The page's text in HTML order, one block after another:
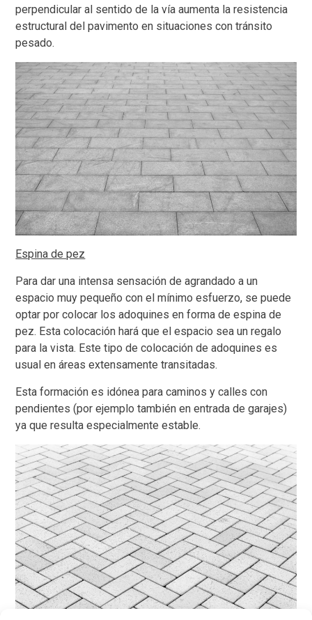
perpendicular al sentido de la vía aumenta la resistencia
estructural del pavimento en situaciones con tránsito
pesado.
Espina de pez
Para dar una intensa sensación de agrandado a un
espacio muy pequeño con el mínimo esfuerzo, se puede
optar por colocar los adoquines en forma de espina de
pez. Esta colocación hará que el espacio sea un regalo
para la vista. Este tipo de colocación de adoquines es
usual en áreas extensamente transitadas.
Esta formación es idónea para caminos y calles con
pendientes (por ejemplo también en entrada de garajes)
ya que resulta especialmente estable.